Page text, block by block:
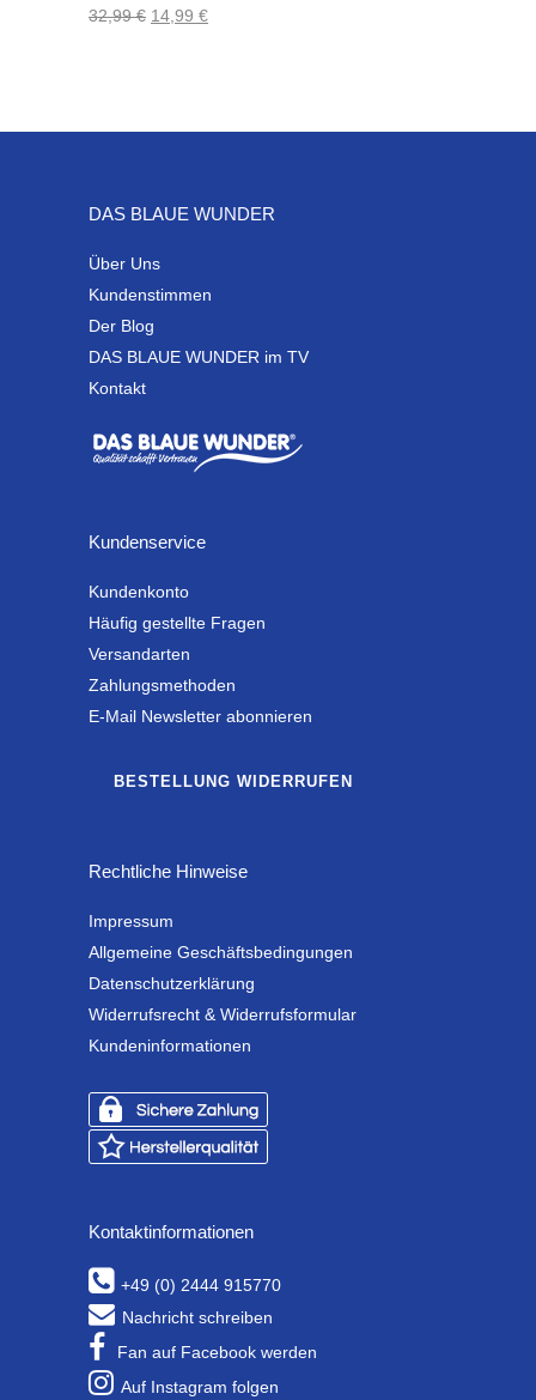
32,99€ Ursprünglicher
14,99 €Aktueller
DAS BLAUE WUNDER
Über Uns
Kundenstimmen
Der Blog
DAS BLAUE WUNDER im TV
Kontakt
Kundenservice
Kundenkonto
Häufig gestellte Fragen
Versandarten
Zahlungsmethoden
E-Mail Newsletter abonnieren
BESTELLUNG WIDERRUFEN
Rechtliche Hinweise
Impressum
Allgemeine Geschäftsbedingungen
Datenschutzerklärung
Widerrufsrecht & Widerrufsformular
Kundeninformationen
Kontaktinformationen
+49 (0) 2444 915770
Nachricht schreiben
Fan auf Facebook werden
Auf Instagram folgen